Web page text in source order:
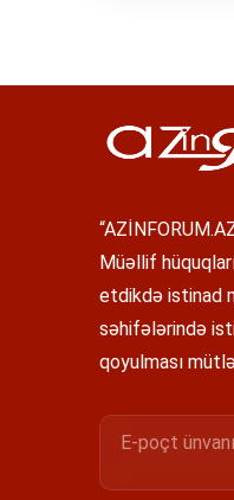
Müəllif
etdikdə istinad
səhifələrində
qoyulması